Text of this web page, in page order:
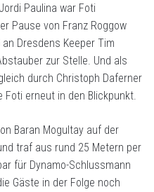
Paulina war Foti
Pause von Franz Roggow
Dresdens Keeper Tim
zur Stelle. Und als
durch Christoph Daferner
erneut in den Blickpunkt.
Baran Mogultay auf der
traf aus rund 25 Metern per
für Dynamo-Schlussmann
Gäste in der Folge noch